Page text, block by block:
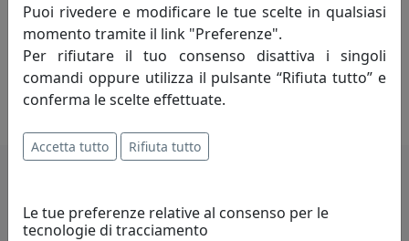
ricche di originalità, stile e funzionalità. Vesta, Dea
latina della casa, attraverso il contributo di noti
Designer progetta oggetti d’eccellenza rivolti ad un
pubblico esigente che sa apprezzarne le caratteristiche
innovative e l’attenta e continua ricerca.
Potrebbero interessarti
Puoi rivedere e modificare le tue scelte in qualsiasi
momento tramite il link "Preferenze".
Per rifiutare il tuo consenso disattiva i singoli
comandi oppure utilizza il pulsante “Rifiuta tutto” e
conferma le scelte effettuate.
Accetta tutto Rifiuta tutto
Le tue preferenze relative al consenso per le
tecnologie di tracciamento